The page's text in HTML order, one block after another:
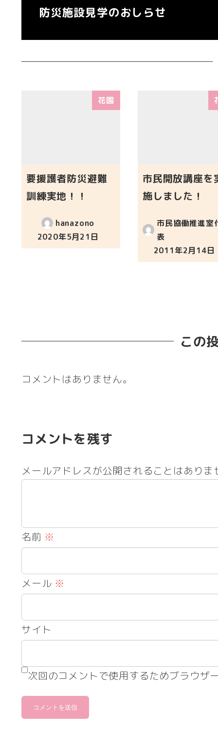
防災施設見学のおしらせ
花園
要援護者防災避難
訓練実地！！
hanazono
投稿日
2020年5月21日
市民開放講座を
施しました！
市民協働推進室
表
投稿日
2011年2月14日
この
コメントはありません。
コメントを残す
メールアドレスが公開されることはありま
名前 ※
メール ※
サイト
次回のコメントで使用するためブラウザ